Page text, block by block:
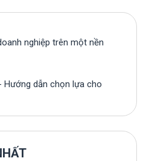
nghiệp trên một nền
Hướng dẫn chọn lựa cho